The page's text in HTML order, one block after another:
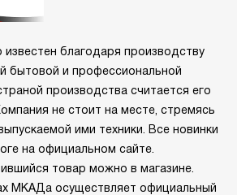
благодаря производству
бытовой и профессиональной
производства считается его
не стоит на месте, стремясь
ими техники. Все новинки
на официальном сайте.
товар можно в магазине.
МКАДа осуществляет официальный